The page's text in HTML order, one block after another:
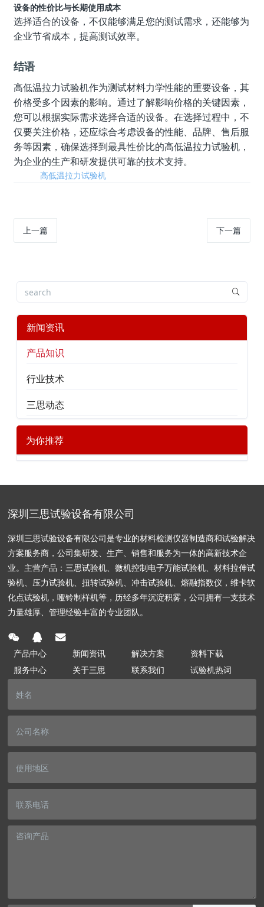
设备的性价比与长期使用成本
选择适合的设备，不仅能够满足您的测试需求，还能够为
企业节省成本，提高测试效率。
结语
高低温拉力试验机作为测试材料力学性能的重要设备，其
价格受多个因素的影响。通过了解影响价格的关键因素，
您可以根据实际需求选择合适的设备。在选择过程中，不
仅要关注价格，还应综合考虑设备的性能、品牌、售后服
务等因素，确保选择到最具性价比的高低温拉力试验机，
为企业的生产和研发提供可靠的技术支持。
高低温拉力试验机
上一篇 下一篇
新闻资讯
产品知识
行业技术
三思动态
为你推荐
深圳三思试验设备有限公司
深圳三思试验设备有限公司是专业的材料检测仪器制造商和试验解决
方案服务商，公司集研发、生产、销售和服务为一体的高新技术企
业。主营产品：三思试验机、微机控制电子万能试验机、材料拉伸试
验机、压力试验机、扭转试验机、冲击试验机、熔融指数仪，维卡软
化点试验机，哑铃制样机等，历经多年沉淀积雾，公司拥有一支技术
力量雄厚、管理经验丰富的专业团队。
产品中心 新闻资讯 解决方案
资料下载
服务中心
关于三思 联系我们 试验机热词